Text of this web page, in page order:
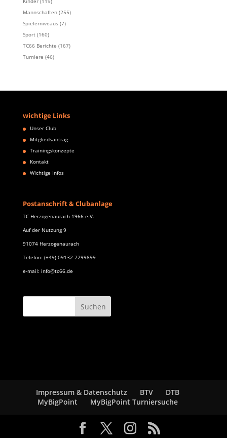
Mannschaften(255)
Spielerniveaus(7)
Sport(160)
TC66 Berichte (167)
Turniere (46)
wichtige Links
Unser Club
Mitgliedsantrag
Trainingskonzepte
Kontakt
Wichtige Infos
Postanschrift & Clubanlage
TC Herzogenaurach 1966 e.V.
Auf der Nutzung 9
91074 Herzogenaurach
Telefon: (+49) 09132 7299899
e-mail: info@tc66.de
Impressum & Datenschutz BTV
DTB
MyBigPoint
MyBigPoint Turniersuche